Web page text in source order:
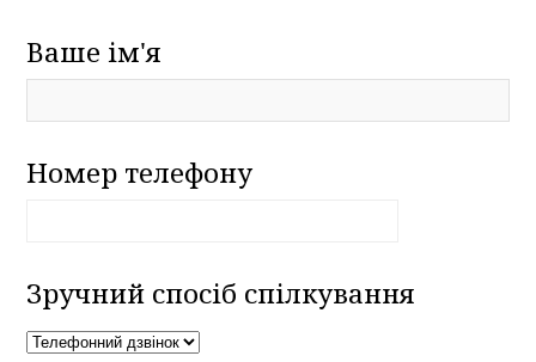
Ваше ім'я
Номер телефону
Зручний спосіб спілкування